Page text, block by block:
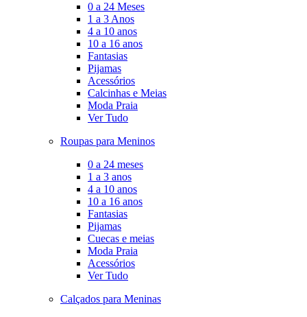
0 a 24 Meses
1 a 3 Anos
4 a 10 anos
10 a 16 anos
Fantasias
Pijamas
Acessórios
Calcinhas e Meias
Moda Praia
Ver Tudo
Roupas para Meninos
0 a 24 meses
1 a 3 anos
4 a 10 anos
10 a 16 anos
Fantasias
Pijamas
Cuecas e meias
Moda Praia
Acessórios
Ver Tudo
Calçados para Meninas